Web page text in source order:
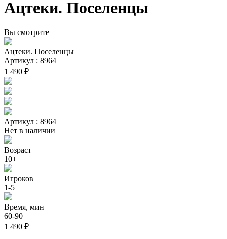
Ацтеки. Поселенцы
Вы смотрите
Ацтеки. Поселенцы
Артикул : 8964
1 490 ₽
Артикул : 8964
Нет в наличии
Возраст
10+
Игроков
1-5
Время, мин
60-90
1 490 ₽